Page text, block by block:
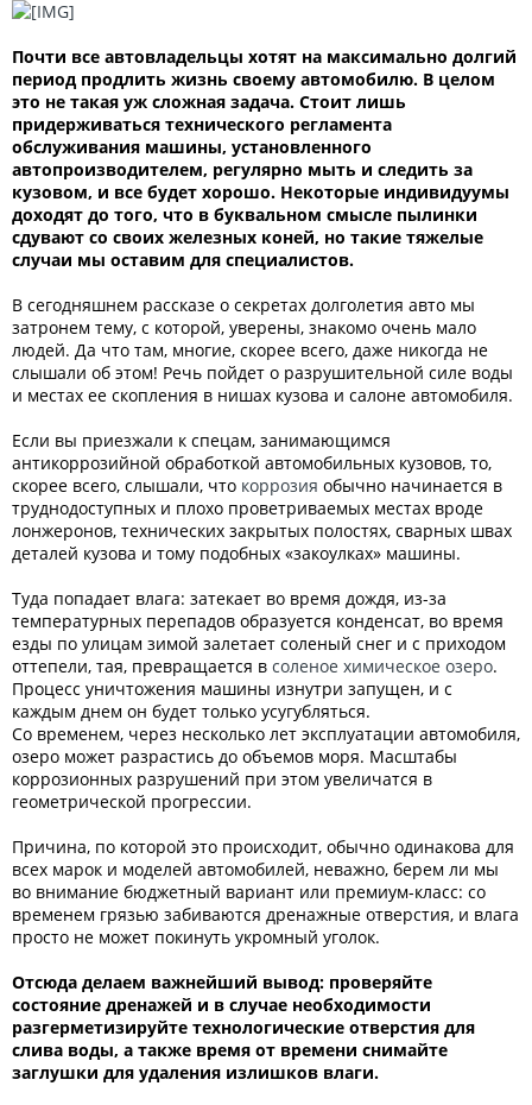
Почти все автовладельцы хотят на максимально долгий
период продлить жизнь своему автомобилю. В целом
это не такая уж сложная задача. Стоит лишь
придерживаться технического регламента
обслуживания машины, установленного
автопроизводителем, регулярно мыть и следить за
кузовом, и все будет хорошо. Некоторые индивидуумы
доходят до того, что в буквальном смысле пылинки
сдувают со своих железных коней, но такие тяжелые
случаи мы оставим для специалистов.
В сегодняшнем рассказе о секретах долголетия авто мы
затронем тему, с которой, уверены, знакомо очень мало
людей. Да что там, многие, скорее всего, даже никогда не
слышали об этом! Речь пойдет о разрушительной силе воды
и местах ее скопления в нишах кузова и салоне автомобиля.
Если вы приезжали к спецам, занимающимся
антикоррозийной обработкой автомобильных кузовов, то,
скорее всего, слышали, что коррозия обычно начинается в
труднодоступных и плохо проветриваемых местах вроде
лонжеронов, технических закрытых полостях, сварных швах
деталей кузова и тому подобных «закоулках» машины.
Туда попадает влага: затекает во время дождя, из-за
температурных перепадов образуется конденсат, во время
езды по улицам зимой залетает соленый снег и с приходом
оттепели, тая, превращается в соленое химическое озеро.
Процесс уничтожения машины изнутри запущен, и с
каждым днем он будет только усугубляться.
Со временем, через несколько лет эксплуатации автомобиля,
озеро может разрастись до объемов моря. Масштабы
коррозионных разрушений при этом увеличатся в
геометрической прогрессии.
Причина, по которой это происходит, обычно одинакова для
всех марок и моделей автомобилей, неважно, берем ли мы
во внимание бюджетный вариант или премиум-класс: со
временем грязью забиваются дренажные отверстия, и влага
просто не может покинуть укромный уголок.
Отсюда делаем важнейший вывод: проверяйте
состояние дренажей и в случае необходимости
разгерметизируйте технологические отверстия для
слива воды, а также время от времени снимайте
заглушки для удаления излишков влаги.